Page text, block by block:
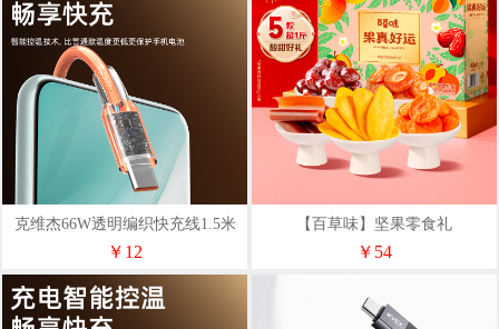
克维杰66W透明编织快充线1.5米
橙色KV-AC6A15C
￥12
【百草味】坚果零食礼
盒-508g（果真好运）
￥54